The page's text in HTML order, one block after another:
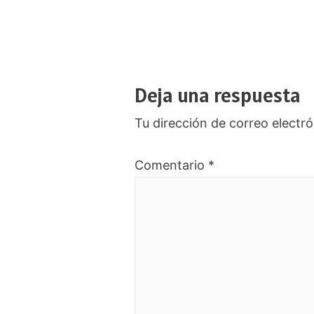
Deja una respuesta
Tu dirección de correo
Comentario *